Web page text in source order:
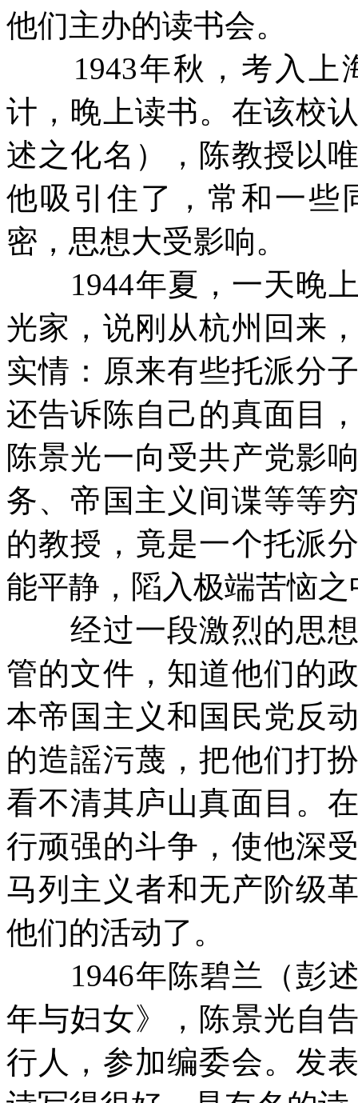
他们主办的读书会。
1943年秋，考入上
计，晚上读书。在该校
述之化名），陈教授以
他吸引住了，常和一些
密，思想大受影响。
1944年夏，一天晚
光家，说刚从杭州回来
实情：原来有些托派分
还告诉陈自己的真面目
陈景光一向受共产党影
务、帝国主义间谍等等
的教授，竟是一个托派
能平静，䧟入极端苦恼之
经过一段激烈的思想
管的文件，知道他们的
本帝国主义和国民党反
的造謡污蔑，把他们打
看不清其庐山真面目。
行顽强的斗争，使他深
马列主义者和无产阶级
他们的活动了。
1946年陈碧兰（彭
年与妇女》
，陈景光自
行人，参加编委会。发